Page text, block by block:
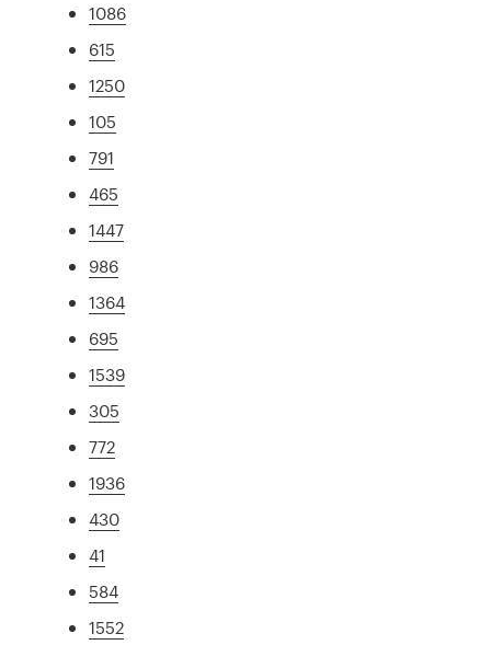
1086
615
1250
105
791
465
1447
986
1364
695
1539
305
772
1936
430
41
584
1552